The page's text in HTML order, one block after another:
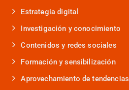
Estrategia digital
Investigación y conocimiento
Contenidos y redes sociales
Formación y sensibilización
Aprovechamiento de tendencias